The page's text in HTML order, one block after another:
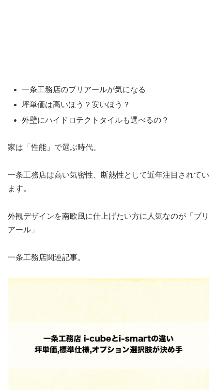
一条工務店のブリアールが気になる
坪単価は高いほう？安いほう？
外壁にハイドロテクトタイルも選べるの？
家は「性能」で選ぶ時代。
一条工務店は高い気密性、断熱性として近年注目されてい
ます。
外観デザインを南欧風に仕上げたい方に人気なのが「ブリ
アール」
一条工務店関連記事。